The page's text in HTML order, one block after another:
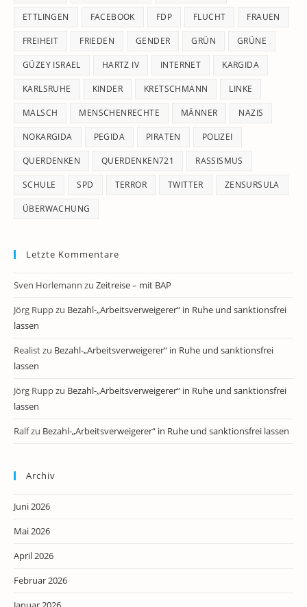
ETTLINGEN FACEBOOK FDP FLUCHT FRAUEN
FREIHEIT FRIEDEN GENDER GRÜN GRÜNE
GÜZEY ISRAEL HARTZ IV INTERNET KARGIDA
KARLSRUHE KINDER KRETSCHMANN LINKE
MALSCH MENSCHENRECHTE MÄNNER NAZIS
NOKARGIDA PEGIDA PIRATEN POLIZEI
QUERDENKEN QUERDENKEN721 RASSISMUS
SCHULE SPD TERROR TWITTER ZENSURSULA
ÜBERWACHUNG
Letzte Kommentare
Sven Horlemann zu Zeitreise – mit BAP
Jörg Ruppzu Bezahl-„Arbeitsverweigerer“ in Ruhe und sanktionsfrei
lassen
Realistzu Bezahl-„Arbeitsverweigerer“ in Ruhe und sanktionsfrei
lassen
Jörg Ruppzu Bezahl-„Arbeitsverweigerer“ in Ruhe und sanktionsfrei
lassen
Ralfzu Bezahl-„Arbeitsverweigerer“ in Ruhe und sanktionsfrei lassen
Archiv
Juni 2026
Mai 2026
April 2026
Februar 2026